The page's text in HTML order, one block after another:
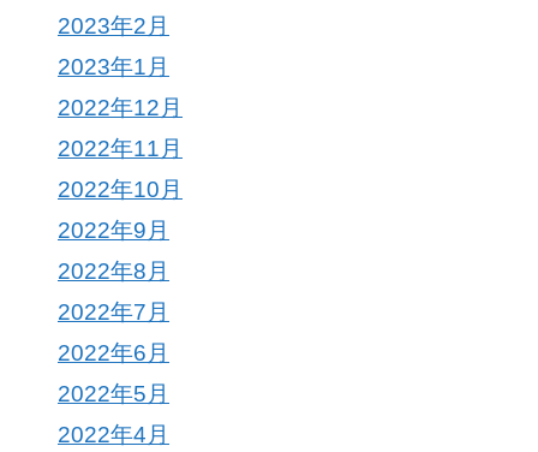
2023年2月
2023年1月
2022年12月
2022年11月
2022年10月
2022年9月
2022年8月
2022年7月
2022年6月
2022年5月
2022年4月